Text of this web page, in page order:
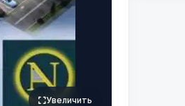
Увеличить